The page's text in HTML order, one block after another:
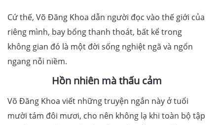
Cứ thế, Võ Đăng Khoa dẫn người đọc vào thế giới của
riêng mình, bay bổng thanh thoát, bất kể trong
không gian đó là một đời sống nghiệt ngã và ngổn
ngang nỗi niềm.
Hồn nhiên mà thấu cảm
Võ Đăng Khoa viết những truyện ngắn này ở tuổi
mười tám đôi mươi, cho nên không lạ khi toàn bộ tập